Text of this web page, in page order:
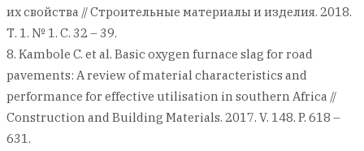
их свойства // Строительные материалы и изделия. 2018.
Т. 1. № 1. С. 32 – 39.
8. Kambole C. et al. Basic oxygen furnace slag for road
pavements: A review of material characteristics and
performance for effective utilisation in southern Africa //
Construction and Building Materials. 2017. V. 148. P. 618 –
631.